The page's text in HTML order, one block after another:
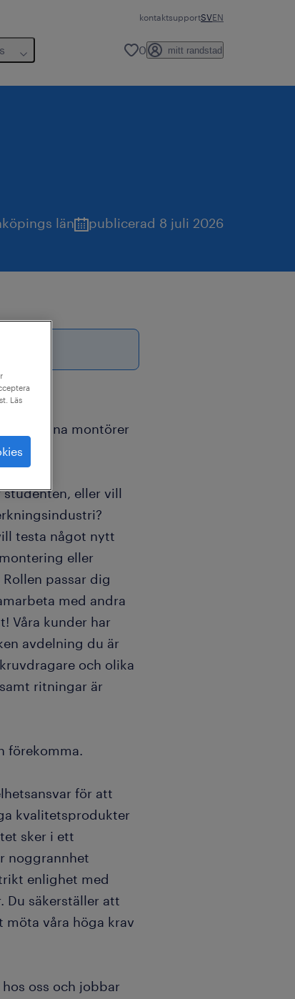
kontaktsupportSVEN
0 mitt randstad
län publicerad 8 juli 2026
montörer
eller vill
testa något nytt
eller
passar dig
med andra
Våra kunder har
avdelning du är
och olika
ritningar är
förekomma.
för att
kvalitetsprodukter
sker i ett
noggrannhet
enlighet med
Du säkerställer att
våra höga krav
oss och jobbar
Läs